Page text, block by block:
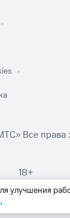
улучшения
.
Все
18+